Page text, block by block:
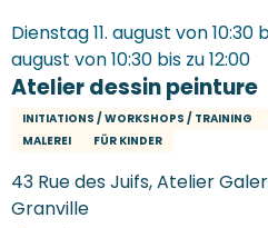
Dienstag 11. august von 10:30
august von 10:30 bis zu 12:00
Atelier dessin peinture
INITIATIONS / WORKSHOPS / TRAINING
MALEREI
FÜR KINDER
43 Rue des Juifs, Atelier
Granville